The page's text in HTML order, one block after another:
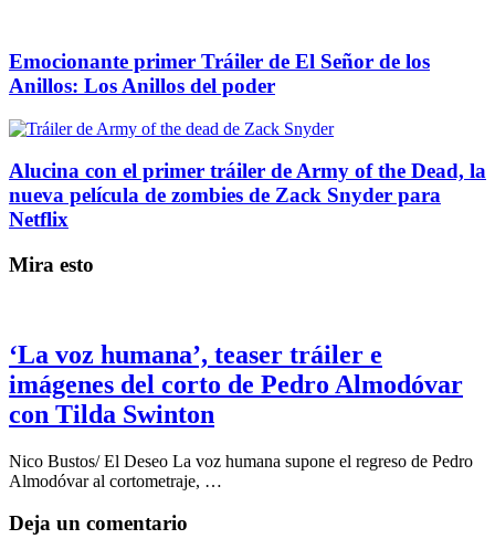
Emocionante primer Tráiler de El Señor de los
Anillos: Los Anillos del poder
Alucina con el primer tráiler de Army of the Dead, la
nueva película de zombies de Zack Snyder para
Netflix
Mira esto
‘La voz humana’, teaser tráiler e
imágenes del corto de Pedro Almodóvar
con Tilda Swinton
Nico Bustos/ El Deseo La voz humana supone el regreso de Pedro
Almodóvar al cortometraje, …
Deja un comentario